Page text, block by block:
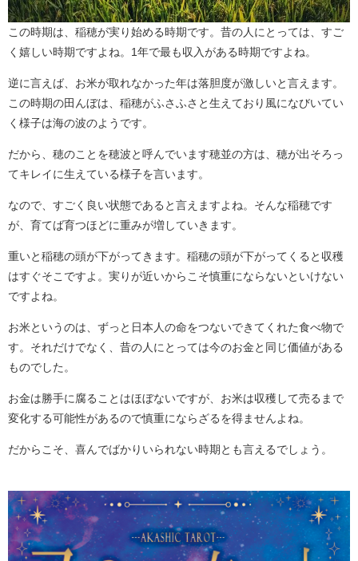
この時期は、稲穂が実り始める時期です。昔の人にとっては、すご
く嬉しい時期ですよね。1年で最も収入がある時期ですよね。
逆に言えば、お米が取れなかった年は落胆度が激しいと言えます。
この時期の田んぼは、稲穂がふさふさと生えており風になびいてい
く様子は海の波のようです。
だから、穂のことを穂波と呼んでいます穂並の方は、穂が出そろっ
てキレイに生えている様子を言います。
なので、すごく良い状態であると言えますよね。そんな稲穂です
が、育てば育つほどに重みが増していきます。
重いと稲穂の頭が下がってきます。稲穂の頭が下がってくると収穫
はすぐそこですよ。実りが近いからこそ慎重にならないといけない
ですよね。
お米というのは、ずっと日本人の命をつないできてくれた食べ物で
す。それだけでなく、昔の人にとっては今のお金と同じ価値がある
ものでした。
お金は勝手に腐ることはほぼないですが、お米は収穫して売るまで
変化する可能性があるので慎重にならざるを得ませんよね。
だからこそ、喜んでばかりいられない時期とも言えるでしょう。